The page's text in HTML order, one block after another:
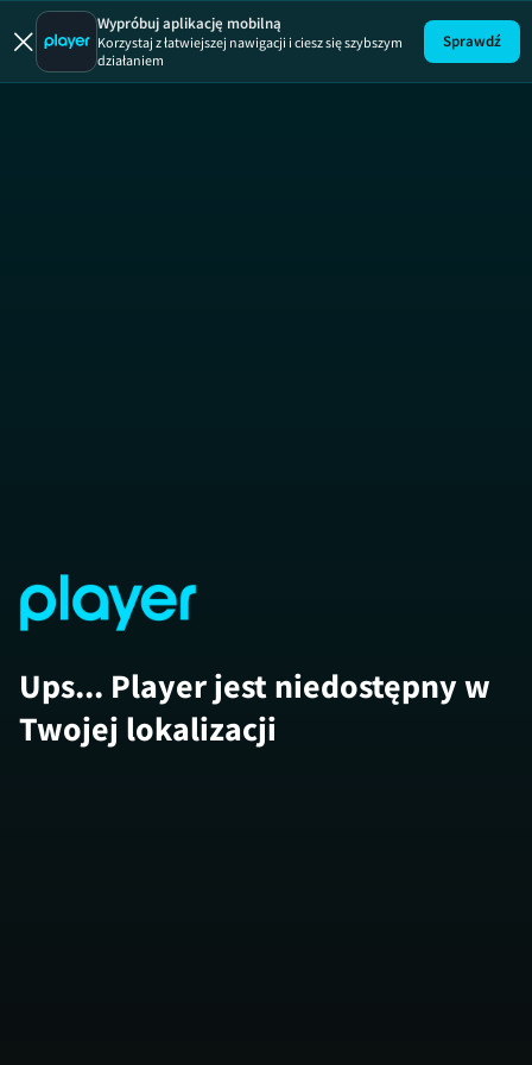
Jestem z
Wypróbuj aplikację mobilną
Korzystaj z łatwiejszej nawigacji i ciesz się szybszym
działaniem
Sprawdź
Ups... Player jest niedostępny w
Twojej lokalizacji